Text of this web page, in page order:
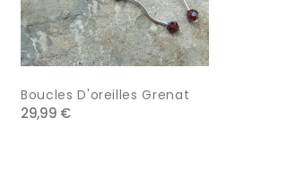
Boucles D'oreilles Grenat
29,99 €